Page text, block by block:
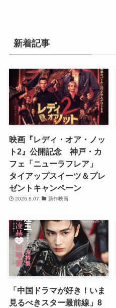
新着記事
映画『レディ・オア・ノッ
ト2』公開記念 神戸・カ
フェ「ニューラフレア」
タイアップスイーツ＆プレ
ゼントキャンペーン
2026.8.07 新作映画
「中国ドラマが好き！いま
見るべきスター最前線」8